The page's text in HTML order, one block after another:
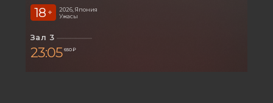
18 +
2026, Япония
Ужасы
Зал 3
23:05 650 ₽